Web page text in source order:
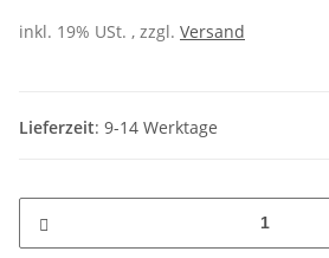
inkl. 19% USt. , zzgl. Versand
Lieferzeit: 9-14 Werktage